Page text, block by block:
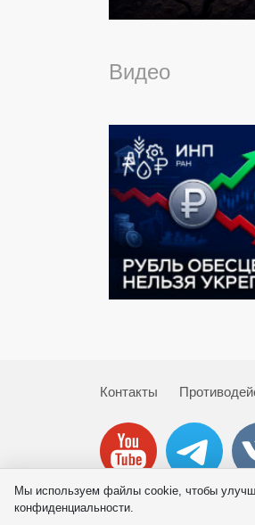
Видео
Контакты
© 2026 ИНП РАН
Мы используем файлы cookie, чтобы
конфиденциальности.